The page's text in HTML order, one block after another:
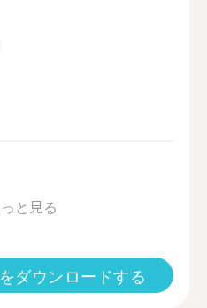
と見る
ダウンロードする